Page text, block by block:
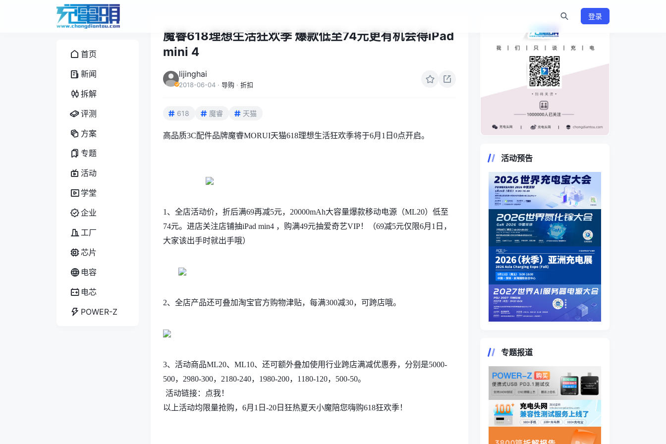
登录
首页
新闻
拆解
评测
方案
专题
活动
学堂
企业
工厂
芯片
电容
电芯
POWER-Z
魔睿618理想生活狂欢季 爆款低至74元更有机会得iPad
mini 4
lijinghai
2018-06-04 · 导购 · 折扣
618 魔睿 天猫
高品质3C配件品牌魔睿MORUI天猫618理想生活狂欢季将于6月1日0点开启。
1 、全店活动价，折后满69再减5元，20000mAh大容量爆款移动电源（ML20）低至
74元。 进店关注店铺抽iPad min4 ，购满49元抽爱奇艺VIP！（69减5元仅限6月1日，
大家该出手时就出手哦）
2、全店产品还可叠加淘宝官方购物津贴，每满300减30，可跨店哦。
3、活动商品ML20、ML10、还可额外叠加使用行业跨店满减优惠券，分别是5000-
500，2980-300，2180-240，1980-200，1180-120，500-50。
活动链接：
点我！
以上活动均限量抢购，6月1日-20日狂热夏天小魔陪您嗨购618狂欢季！
活动预告
专题报道